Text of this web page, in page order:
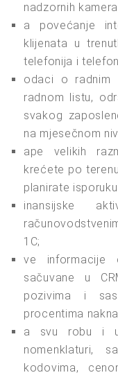
nadzornih
a povećanje
klijenata u
telefonija i
odaci o radnim
radnom listu,
svakog
na mjesečnom
ape velikih
krećete po
planirate
inansijske
1C;
ve informacije
sačuvane u
pozivima i
procentima
a svu robu i
nomenklaturi,
kodovima,